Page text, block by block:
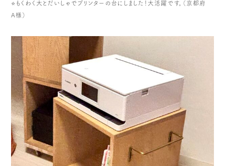
⭐️もくわく大とだいしゃでプリンターの台にしました！大活躍です。（京都府
A様）